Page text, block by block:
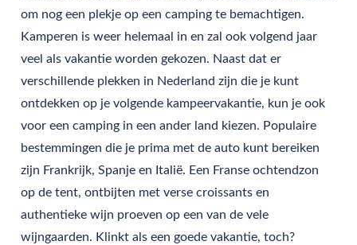
om nog een plekje op een camping te bemachtigen.
Kamperen is weer helemaal in en zal ook volgend jaar
veel als vakantie worden gekozen. Naast dat er
verschillende plekken in Nederland zijn die je kunt
ontdekken op je volgende kampeervakantie, kun je ook
voor een camping in een ander land kiezen. Populaire
bestemmingen die je prima met de auto kunt bereiken
zijn Frankrijk, Spanje en Italië. Een Franse ochtendzon
op de tent, ontbijten met verse croissants en
authentieke wijn proeven op een van de vele
wijngaarden. Klinkt als een goede vakantie, toch?